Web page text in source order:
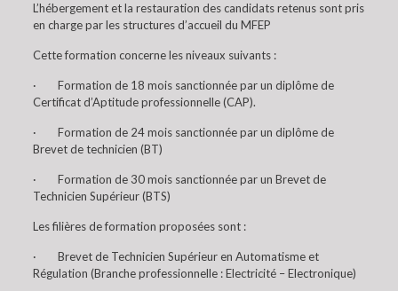
L’hébergement et la restauration des candidats retenus sont pris
en charge par les structures d’accueil du MFEP
Cette formation concerne les niveaux suivants :
· Formation de 18 mois sanctionnée par un diplôme de
Certificat d’Aptitude professionnelle (CAP).
· Formation de 24 mois sanctionnée par un diplôme de
Brevet de technicien (BT)
· Formation de 30 mois sanctionnée par un Brevet de
Technicien Supérieur (BTS)
Les filières de formation proposées sont :
· Brevet de Technicien Supérieur en Automatisme et
Régulation (Branche professionnelle : Electricité – Electronique)